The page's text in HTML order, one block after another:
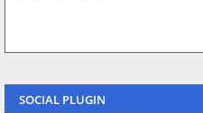
SOCIAL PLUGIN